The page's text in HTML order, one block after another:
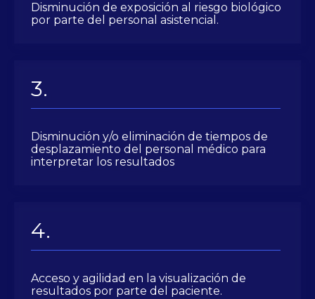
Disminución de exposición al riesgo biológico
por parte del personal asistencial.
Disminución y/o eliminación de tiempos de
desplazamiento del personal médico para
interpretar los resultados
Acceso y agilidad en la visualización de
resultados por parte del paciente.